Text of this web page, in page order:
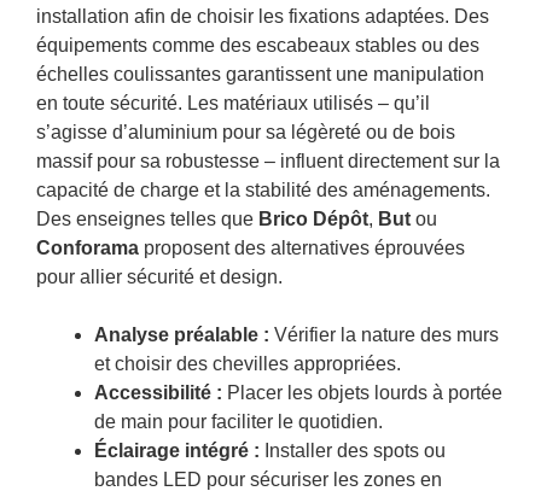
installation afin de choisir les fixations adaptées. Des
équipements comme des escabeaux stables ou des
échelles coulissantes garantissent une manipulation
en toute sécurité. Les matériaux utilisés – qu’il
s’agisse d’aluminium pour sa légèreté ou de bois
massif pour sa robustesse – influent directement sur la
capacité de charge et la stabilité des aménagements.
Des enseignes telles que Brico Dépôt, But ou
Conforama proposent des alternatives éprouvées
pour allier sécurité et design.
Analyse préalable : Vérifier la nature des murs
et choisir des chevilles appropriées.
Accessibilité : Placer les objets lourds à portée
de main pour faciliter le quotidien.
Éclairage intégré : Installer des spots ou
bandes LED pour sécuriser les zones en